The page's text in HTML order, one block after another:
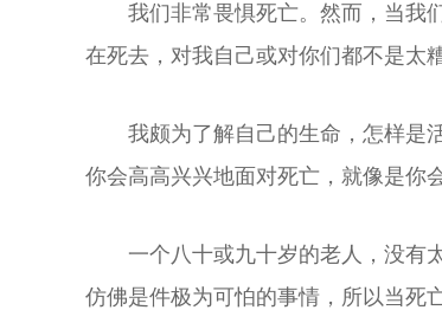
我们非常畏惧死亡。然而，当我
在死去，对我自己或对你们都不是太
我颇为了解自己的生命，怎样是
你会高高兴兴地面对死亡，就像是你
一个八十或九十岁的老人，没有
仿佛是件极为可怕的事情，所以当死